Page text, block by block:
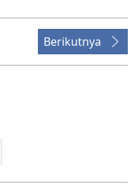
Berikutnya